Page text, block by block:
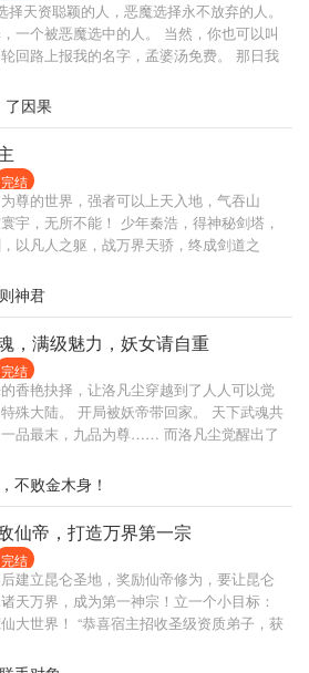
择天资聪颖的人，恶魔选择永不放弃的人。
一个被恶魔选中的人。 当然，你也可以叫
回路上报我的名字，孟婆汤免费。 那日我
所。 那么，我只好请诸天神佛上路了！ 宁
世全，不当仙人万万年！ 这仙，不修也罢！
了因果
完结
尊的世界，强者可以上天入地，气吞山
宇，无所不能！ 少年秦浩，得神秘剑塔，
以凡人之躯，战万界天骄，终成剑道之
神君
，满级魅力，妖女请自重
完结
香艳抉择，让洛凡尘穿越到了人人可以觉
殊大陆。 开局被妖帝带回家。 天下武魂共
品最末，九品为尊…… 而洛凡尘觉醒出了
？ 抱歉，那只是凡人的极限…… 本书又
术惊人的一代情感大师，突然拥有了满级外
恐怖…… 双生武魂? 顶级气运? 逆天悟性?
满级魅力?
不败金木身！
仙帝，打造万界第一宗
完结
建立昆仑圣地，奖励仙帝修为，要让昆仑
天万界，成为第一神宗！立一个小目标：
大世界！ “恭喜宿主招收圣级资质弟子，获
招收帝级资质弟子，获得仙王召唤卡一张，